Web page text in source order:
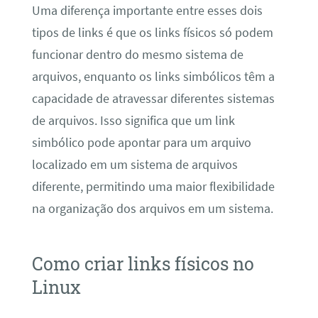
Uma diferença importante entre esses dois
tipos de links é que os links físicos só podem
funcionar dentro do mesmo sistema de
arquivos, enquanto os links simbólicos têm a
capacidade de atravessar diferentes sistemas
de arquivos. Isso significa que um link
simbólico pode apontar para um arquivo
localizado em um sistema de arquivos
diferente, permitindo uma maior flexibilidade
na organização dos arquivos em um sistema.
Como criar links físicos no
Linux